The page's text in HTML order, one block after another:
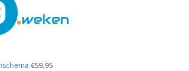
€59,95